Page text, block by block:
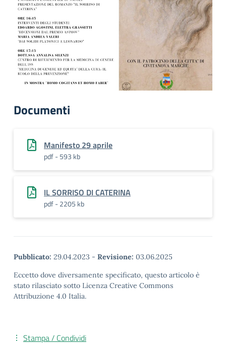
Documenti
Manifesto 29 aprile
pdf - 593 kb
IL SORRISO DI CATERINA
pdf - 2205 kb
Pubblicato: 29.04.2023 - Revisione: 03.06.2025
Eccetto dove diversamente specificato, questo articolo è
stato rilasciato sotto Licenza Creative Commons
Attribuzione 4.0 Italia.
Stampa / Condividi